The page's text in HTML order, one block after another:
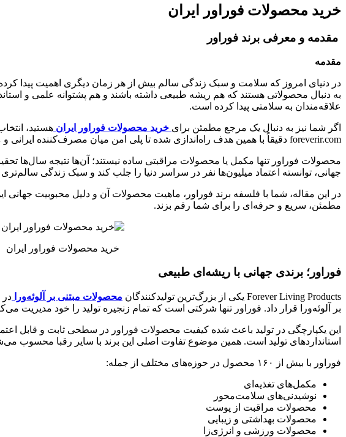
خرید محصولات فوراور ایران
مقدمه و معرفی برند فوراور
مقدمه
در دنیای امروز که سلامت و سبک زندگی سالم بیش از هر زمان دیگری اهمیت پیدا
به دنبال محصولاتی هستند که هم ریشه طبیعی داشته باشند و هم پشتوانه علمی و
علاقه‌مندان به سلامتی پیدا کرده است.
اگر شما نیز به دنبال یک مرجع مطمئن برای خرید محصولات فوراور ایران هستید،
foreverir.com دقیقاً با همین هدف راه‌اندازی شده تا پلی امن میان مصرف‌کننده ایرانی و محصولات اورجینال فوراور باشد.
محصولات فوراور تنها مکمل یا محصولات مراقبتی ساده نیستند؛ آن‌ها نتیجه سال‌ها
جهانی، توانسته اعتماد میلیون‌ها نفر در سراسر دنیا را جلب کند و سبک زندگی سالم‌تری
در این مقاله، شما با فلسفه برند فوراور، ماهیت محصولات آن و دلیل محبوبیت جهانی
مطمئن، سریع و حرفه‌ای را برای شما رقم بزند.
خرید محصولات فوراور ایران
فوراور؛ برندی جهانی با ریشه‌ای طبیعی
Forever Living Products یکی از بزرگ‌ترین تولیدکنندگان محصولات مبتنی بر آلوئه‌ورا
بر آلوئه‌ورا قرار داد. فوراور تنها شرکتی است که تمام زنجیره تولید را خود مدیریت
این یکپارچگی در تولید باعث شده کیفیت محصولات فوراور در سطحی ثابت و قابل
استانداردهای تولید است. همین موضوع تفاوت اصلی این برند با سایر رقبا محسوب
فوراور با بیش از ۱۶۰ محصول در حوزه‌های مختلف از جمله:
مکمل‌های تغذیه‌ای
نوشیدنی‌های سلامت‌محور
محصولات مراقبت از پوست
محصولات بهداشتی و زیبایی
محصولات ورزشی و انرژی‌زا